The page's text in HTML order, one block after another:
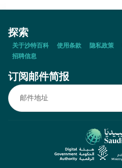
探索
关于沙特百科 使用条款 隐私政策
招聘信息
订阅邮件简报